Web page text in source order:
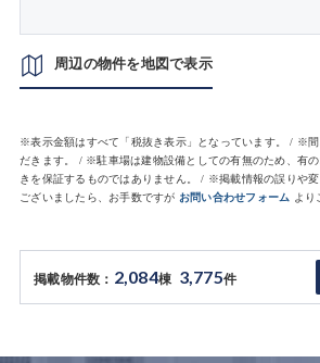
周辺の物件を地図で表示
※表示金額はすべて「税抜き表示」となっています。 / ※
だきます。 / ※駐車場は建物設備としての有無のため、有
きを保証するものではありません。 / ※掲載情報の誤りや
ございましたら、お手数ですが お問い合わせフォーム より
掲載物件数： 2,084棟 3,775件